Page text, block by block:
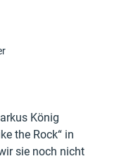
König
the Rock“ in
sie noch nicht